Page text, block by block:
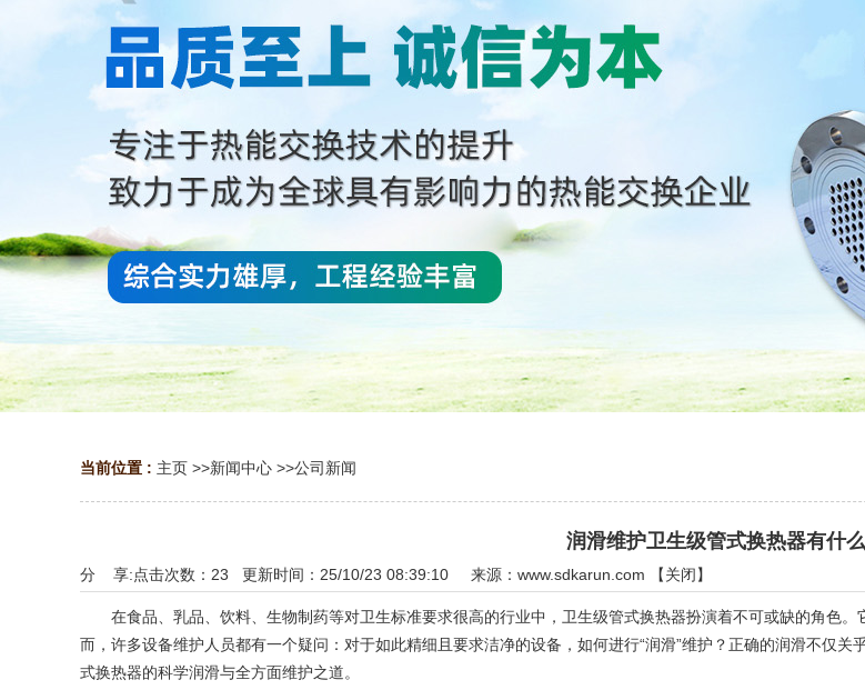
当前位置 : 主页 >>新闻中心 >>公司新闻
润滑维护卫生级管式换热器有什
点击次数： 23 更新时间：25/10/23 08:39:10 来源： www.sdkarun.com 【关闭】
分 享:
在食品、乳品、饮料、生物制药等对卫生标准要求很高的行业中，卫生级管式换热器扮演着不可或缺的角色。
而，许多设备维护人员都有一个疑问：对于如此精细且要求洁净的设备，如何进行“润滑”维护？正确的润滑不仅
式换热器的科学润滑与全方面维护之道。